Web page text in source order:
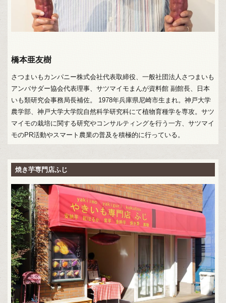
橋本亜友樹
さつまいもカンパニー株式会社代表取締役、一般社団法人さつまいも
アンバサダー協会代表理事、サツマイモまんが資料館 副館長、日本
いも類研究会事務局長補佐。 1978年兵庫県尼崎市生まれ。神戸大学
農学部、神戸大学大学院自然科学研究科にて植物育種学を専攻。サツ
マイモの栽培に関する研究やコンサルティングを行う一方、サツマイ
モのPR活動やスマート農業の普及を積極的に行っている。
焼き芋専門店ふじ